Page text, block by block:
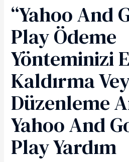
“Yahoo And
Play Ödeme
Yönteminizi
Kaldırma
Düzenleme
Yahoo And
Play Yardım